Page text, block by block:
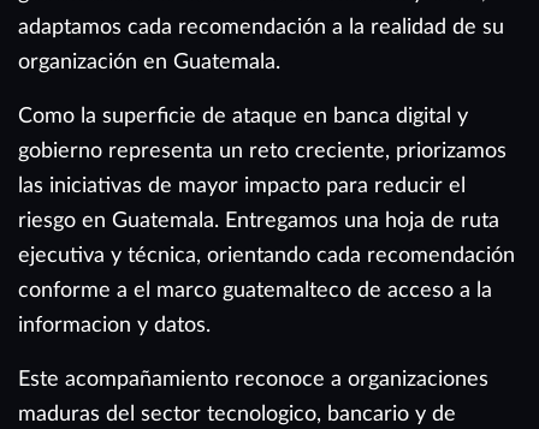
adaptamos cada recomendación a la realidad de su
organización en Guatemala.
Como la superficie de ataque en banca digital y
gobierno representa un reto creciente, priorizamos
las iniciativas de mayor impacto para reducir el
riesgo en Guatemala. Entregamos una hoja de ruta
ejecutiva y técnica, orientando cada recomendación
conforme a el marco guatemalteco de acceso a la
informacion y datos.
Este acompañamiento reconoce a organizaciones
maduras del sector tecnologico, bancario y de